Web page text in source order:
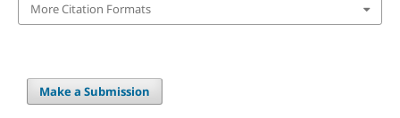
More Citation Formats
Make a Submission